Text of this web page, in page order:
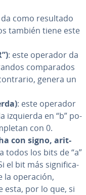
como resultado
también tiene este
: este operador da
co­m­pa­ra­dos
genera un
: este operador
izquierda en “b” po­
con 0.
con signo, ari­t­
todos los bits de “a”
el bit más si­g­ni­fi­ca­
la operación,
esta, por lo que, si